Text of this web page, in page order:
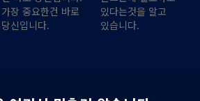
가장 중요한건 바로
당신입니다.
있다는것을 알고
있습니다.